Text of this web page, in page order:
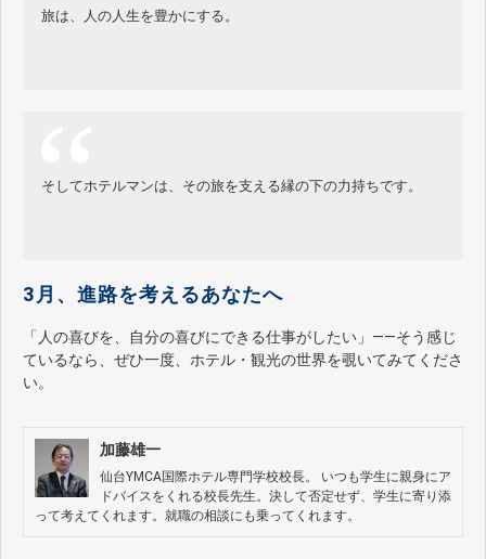
旅は、人の人生を豊かにする。
そしてホテルマンは、その旅を支える縁の下の力持ちです。
3月、進路を考えるあなたへ
「人の喜びを、自分の喜びにできる仕事がしたい」——そう感じ
ているなら、ぜひ一度、ホテル・観光の世界を覗いてみてくださ
い。
加藤雄一
仙台YMCA国際ホテル専門学校校長。 いつも学生に親身にア
ドバイスをくれる校長先生。決して否定せず、学生に寄り添
って考えてくれます。就職の相談にも乗ってくれます。